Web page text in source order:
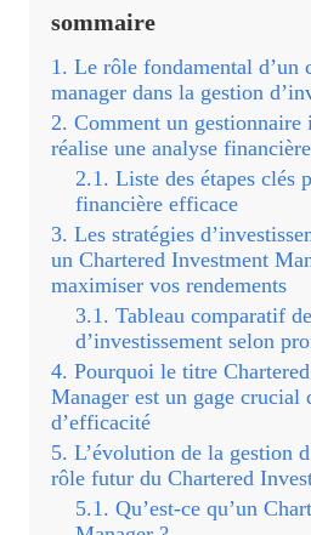
sommaire
Le rôle fondamental d’un
manager dans la gestion
Comment un gestionnaire
réalise une analyse
Liste des étapes clés
financière efficace
Les stratégies
un Chartered Investment
maximiser vos rendements
Tableau comparatif
d’investissement selon
Pourquoi le titre
Manager est un gage crucial
d’efficacité
L’évolution de la gestion
rôle futur du Chartered
Qu’est-ce qu’un